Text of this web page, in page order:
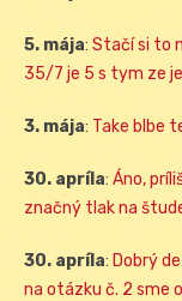
5. mája: Stačí si to
35/7 je 5 s tym ze
3. mája: Take blbe
30. apríla: Áno,
značný tlak na
30. apríla: Dobrý
na otázku č. 2 sme